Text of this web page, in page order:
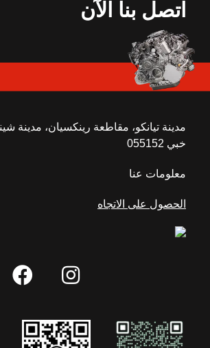
اتصل بنا الآن
مدينة تيانكو، مقاطعة رينكسيان، مدينة
خبي 055152
معلومات عنا
الحصول على الاتجاه